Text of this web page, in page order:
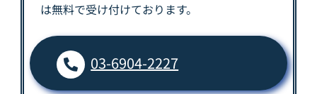
は無料で受け付けております。
03-6904-2227